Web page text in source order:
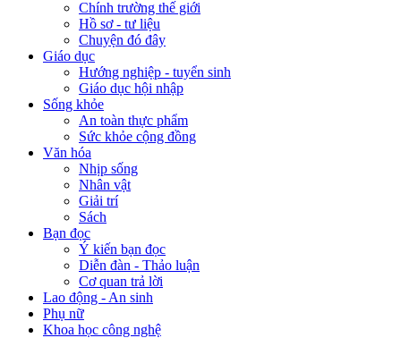
Chính trường thế giới
Hồ sơ - tư liệu
Chuyện đó đây
Giáo dục
Hướng nghiệp - tuyển sinh
Giáo dục hội nhập
Sống khỏe
An toàn thực phẩm
Sức khỏe cộng đồng
Văn hóa
Nhịp sống
Nhân vật
Giải trí
Sách
Bạn đọc
Ý kiến bạn đọc
Diễn đàn - Thảo luận
Cơ quan trả lời
Lao động - An sinh
Phụ nữ
Khoa học công nghệ